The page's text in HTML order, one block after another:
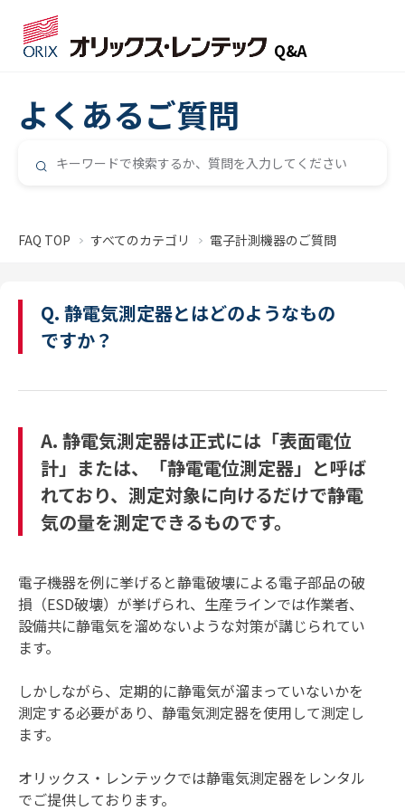
Q&A
よくあるご質問
FAQ TOP すべてのカテゴリ 電子計測機器のご質問
Q. 静電気測定器とはどのようなもの
ですか？
A. 静電気測定器は正式には「表面電位
計」または、「静電電位測定器」と呼ば
れており、測定対象に向けるだけで静電
気の量を測定できるものです。
電子機器を例に挙げると静電破壊による電子部品の破
損（ESD破壊）が挙げられ、生産ラインでは作業者、
設備共に静電気を溜めないような対策が講じられてい
ます。
しかしながら、定期的に静電気が溜まっていないかを
測定する必要があり、静電気測定器を使用して測定し
ます。
オリックス・レンテックでは静電気測定器をレンタル
でご提供しております。